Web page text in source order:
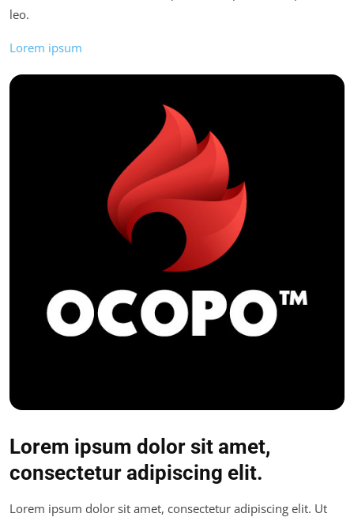
leo.
Lorem ipsum
Lorem ipsum dolor sit amet,
consectetur adipiscing elit.
Lorem ipsum dolor sit amet, consectetur adipiscing elit. Ut